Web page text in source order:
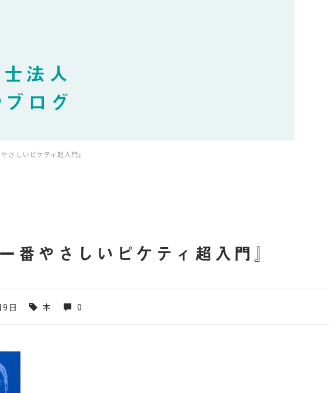
法人
ログ
さしいピケティ超入門』
番やさしいピケティ超入門』
日 本 0